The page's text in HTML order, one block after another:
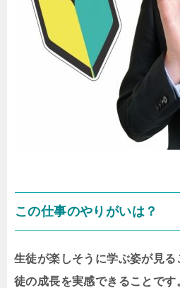
この仕事のやりがいは？
生徒が楽しそうに学ぶ姿が見
徒の成長を実感できることです